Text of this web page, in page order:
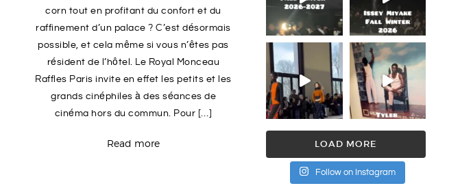
corn tout en profitant du confort et du
raffinement d’un palace ? C’est désormais
possible, et cela même si vous n’êtes pas
résident de l’hôtel. Le Royal Monceau
Raffles Paris invite en effet les petits et les
grands cinéphiles à des séances de
cinéma hors du commun. Pour […]
Read more LOAD MORE
Follow on Instagram